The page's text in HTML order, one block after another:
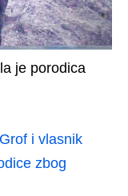
je porodica
i vlasnik
zbog